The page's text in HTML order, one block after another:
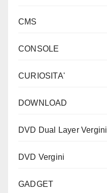
CMS
CONSOLE
CURIOSITA'
DOWNLOAD
DVD Dual Layer Vergini
DVD Vergini
GADGET